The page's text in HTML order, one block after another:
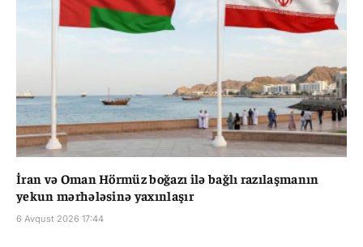
İran və Oman Hörmüz boğazı ilə bağlı razılaşmanın
yekun mərhələsinə yaxınlaşır
6 Avqust 2026 17:44